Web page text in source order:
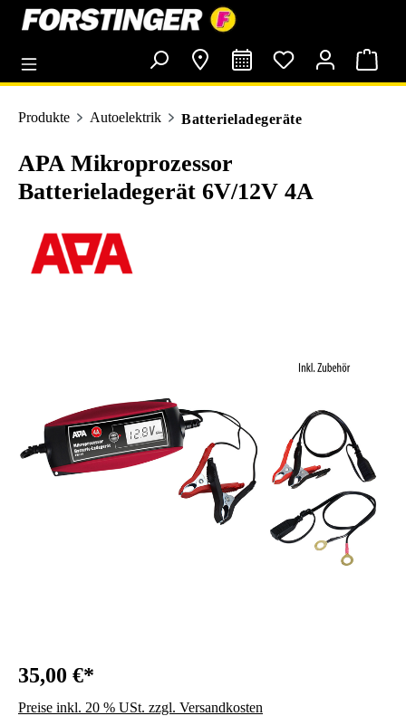
springen
Produkte Autoelektrik Batterieladegeräte
APA Mikroprozessor
Batterieladegerät 6V/12V 4A
35,00 €*
Preise inkl. 20 % USt. zzgl. Versandkosten